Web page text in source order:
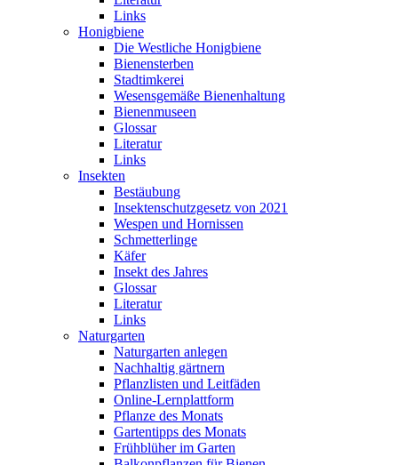
Links
Honigbiene
Die Westliche Honigbiene
Bienensterben
Stadtimkerei
Wesensgemäße Bienenhaltung
Bienenmuseen
Glossar
Literatur
Links
Insekten
Bestäubung
Insektenschutzgesetz von 2021
Wespen und Hornissen
Schmetterlinge
Käfer
Insekt des Jahres
Glossar
Literatur
Links
Naturgarten
Naturgarten anlegen
Nachhaltig gärtnern
Pflanzlisten und Leitfäden
Online-Lernplattform
Pflanze des Monats
Gartentipps des Monats
Frühblüher im Garten